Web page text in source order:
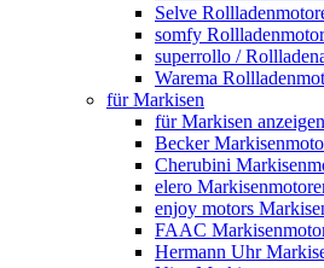
Selve
somfy
superrollo /
Warema
für Markisen
für Markisen anzeigen
Becker
Cherubini
elero
enjoy motors
FAAC
Hermann Uhr